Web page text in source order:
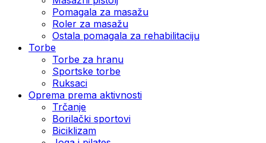
Pomagala za masažu
Roler za masažu
Ostala pomagala za rehabilitaciju
Torbe
Torbe za hranu
Sportske torbe
Ruksaci
Oprema prema aktivnosti
Trčanje
Borilački sportovi
Biciklizam